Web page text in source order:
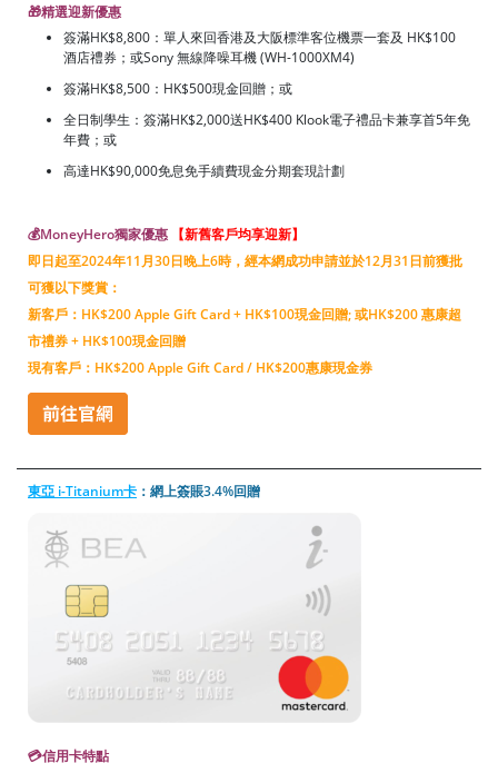
🎁精選迎新優惠
簽滿HK$8,800：單人來回香港及大阪標準客位機票一套及 HK$100
酒店禮券；或Sony 無線降噪耳機 (WH-1000XM4)
簽滿HK$8,500：HK$500現金回贈；或
全日制學生：簽滿HK$2,000送HK$400 Klook電子禮品卡兼享首5年免
年費；或
高達HK$90,000免息免手續費現金分期套現計劃
💰MoneyHero獨家優惠 【新舊客戶均享迎新】
即日起至2024年11月30日晚上6時，經本網成功申請並於12月31日前獲批
可獲以下獎賞：
新客戶：HK$200 Apple Gift Card + HK$100現金回贈; 或HK$200 惠康超
市禮券 + HK$100現金回贈
現有客戶：HK$200 Apple Gift Card / HK$200惠康現金券
東亞 i-Titanium卡 ：網上簽賬3.4%回贈
💳信用卡特點